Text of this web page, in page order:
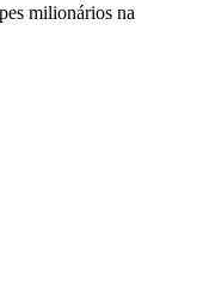
milionários na